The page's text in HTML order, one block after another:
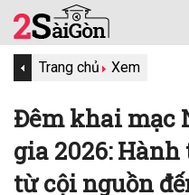
Trang chủ Xem
Đêm khai mạc
gia 2026:
từ cội nguồn